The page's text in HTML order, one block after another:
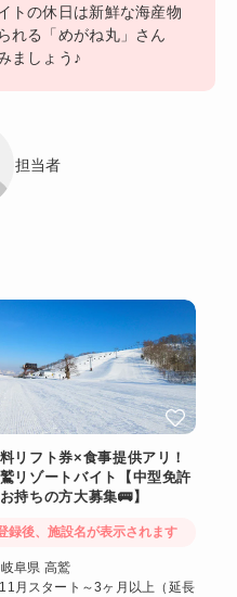
トの休日は新鮮な海産物
れる「めがね丸」さん
ましょう♪
担当者
リフト券×食事提供アリ！
リゾートバイト【中型免許
持ちの方大募集🚌】
録後、施設名が表示されます
岐阜県 高鷲
11月スタート～3ヶ月以上（延長